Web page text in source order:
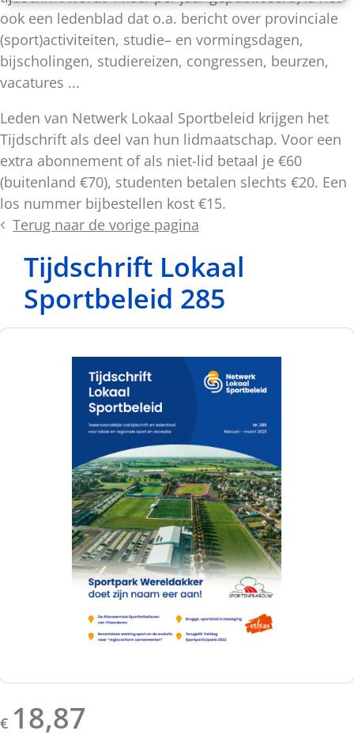
ook een ledenblad dat o.a. bericht over provinciale
(sport)activiteiten, studie– en vormingsdagen,
bijscholingen, studiereizen, congressen, beurzen,
vacatures ...
Leden van Netwerk Lokaal Sportbeleid krijgen het
Tijdschrift als deel van hun lidmaatschap. Voor een
extra abonnement of als niet-lid betaal je €60
(buitenland €70), studenten betalen slechts €20. Een
los nummer bijbestellen kost €15.
Terug naar de vorige pagina
Tijdschrift Lokaal
Sportbeleid 285
€ 18,87